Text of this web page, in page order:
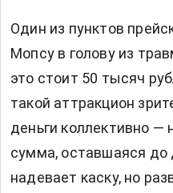
Один из пунктов
Мопсу в голову из
это стоит 50 тысяч
такой аттракцион
деньги коллективно —
сумма, оставшаяся
надевает каску, но